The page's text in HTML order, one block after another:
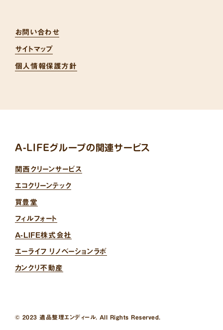
お問い合わせ
サイトマップ
個人情報保護方針
A-LIFEグループの関連サービス
関西クリーンサービス
エコクリーンテック
買豊堂
フィルフォート
A-LIFE株式会社
エーライフ リノベーションラボ
カンクリ不動産
© 2023 遺品整理エンディール. All Rights Reserved.